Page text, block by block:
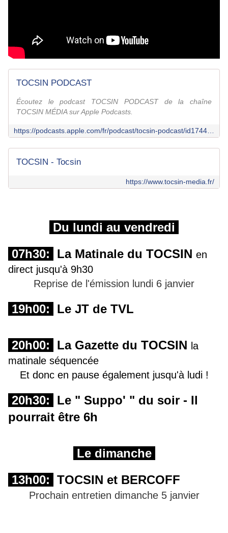
TOCSIN PODCAST
Écoutez le podcast TOCSIN PODCAST de la chaîne
TOCSIN MÉDIA sur Apple Podcasts.
TOCSIN - Tocsin
https://www.tocsin-media.fr/
Du lundi au vendredi
07h30:
La Matinale du TOCSIN en
direct jusqu'à 9h30
Reprise de l'émission lundi 6 janvier
19h00: Le JT de TVL
20h00: La Gazette du TOCSIN la
matinale séquencée
Et donc en pause également jusqu'à ludi !
20h30:
Le " Suppo' " du soir - Il
pourrait être 6h
Le dimanche
13h00: TOCSIN et BERCOFF
Prochain entretien dimanche 5 janvier